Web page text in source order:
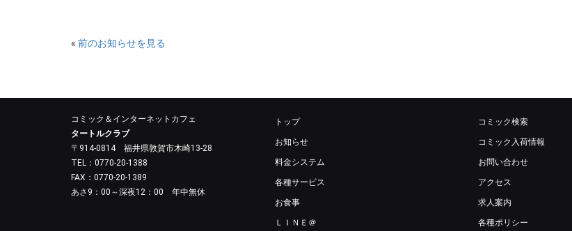
« 前のお知らせを見る
コミック＆インターネットカフェ
タートルクラブ
〒914-0814 福井県敦賀市木崎13-28
TEL：0770-20-1388
FAX：0770-20-1389
あさ9：00～深夜12：00 年中無休
トップ
お知らせ
料金システム
各種サービス
お食事
ＬＩＮＥ＠
コミック検索
コミック入荷情報
お問い合わせ
アクセス
求人案内
各種ポリシー